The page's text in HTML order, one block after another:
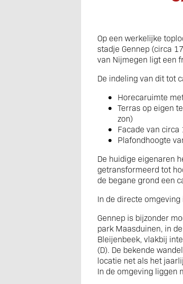
Op een werkelijke
stadje Gennep (circa
van Nijmegen ligt een
De indeling van dit tot
Horecaruimte
Terras op eigen
zon)
Facade van
Plafondhoogte
De huidige eigenaren
getransformeerd tot
de begane grond een
In de directe
Gennep is bijzonder
park Maasduinen, in
Bleijenbeek, vlakbij
(D). De bekende
locatie net als het
In de omgeving liggen